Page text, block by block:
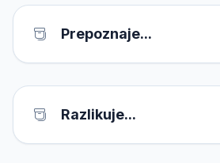
Prepoznaje...
Razlikuje...